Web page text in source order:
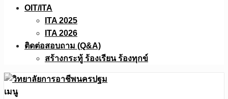
OIT/ITA
ITA 2025
ITA 2026
ติดต่อสอบถาม (Q&A)
สร้างกระทู้ ร้องเรียน ร้องทุกข์
เมนู